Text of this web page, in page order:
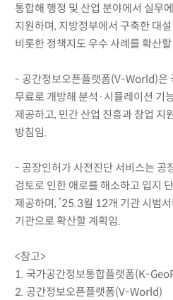
통합해 행정 및 산업 분야에서 실무
지원하며, 지방정부에서 구축한 대
비롯한 정책지도 우수 사례를 확산
- 공간정보오픈플랫폼(V-World)은
무료로 개방해 분석·시뮬레이션 기
제공하고, 민간 산업 진흥과 창업 지
방침임.
- 공장인허가 사전진단 서비스는 공
검토로 인한 애로를 해소하고 입지
제공하며, ’25.3월 12개 기관 시범
기관으로 확산할 계획임.
<참고>
1. 국가공간정보통합플랫폼(K-
2. 공간정보오픈플랫폼(V-World)